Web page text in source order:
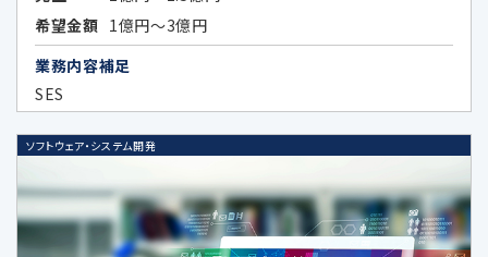
アメリカ合衆国（カリフォルニア州）に
おける個人情報の保護に関する制度
california_report.pdf）
イドライン8原則に対応する措置を全
て講じています。
希望金額 1億円～3億円
業務内容補足
SES
ソフトウェア・システム開発